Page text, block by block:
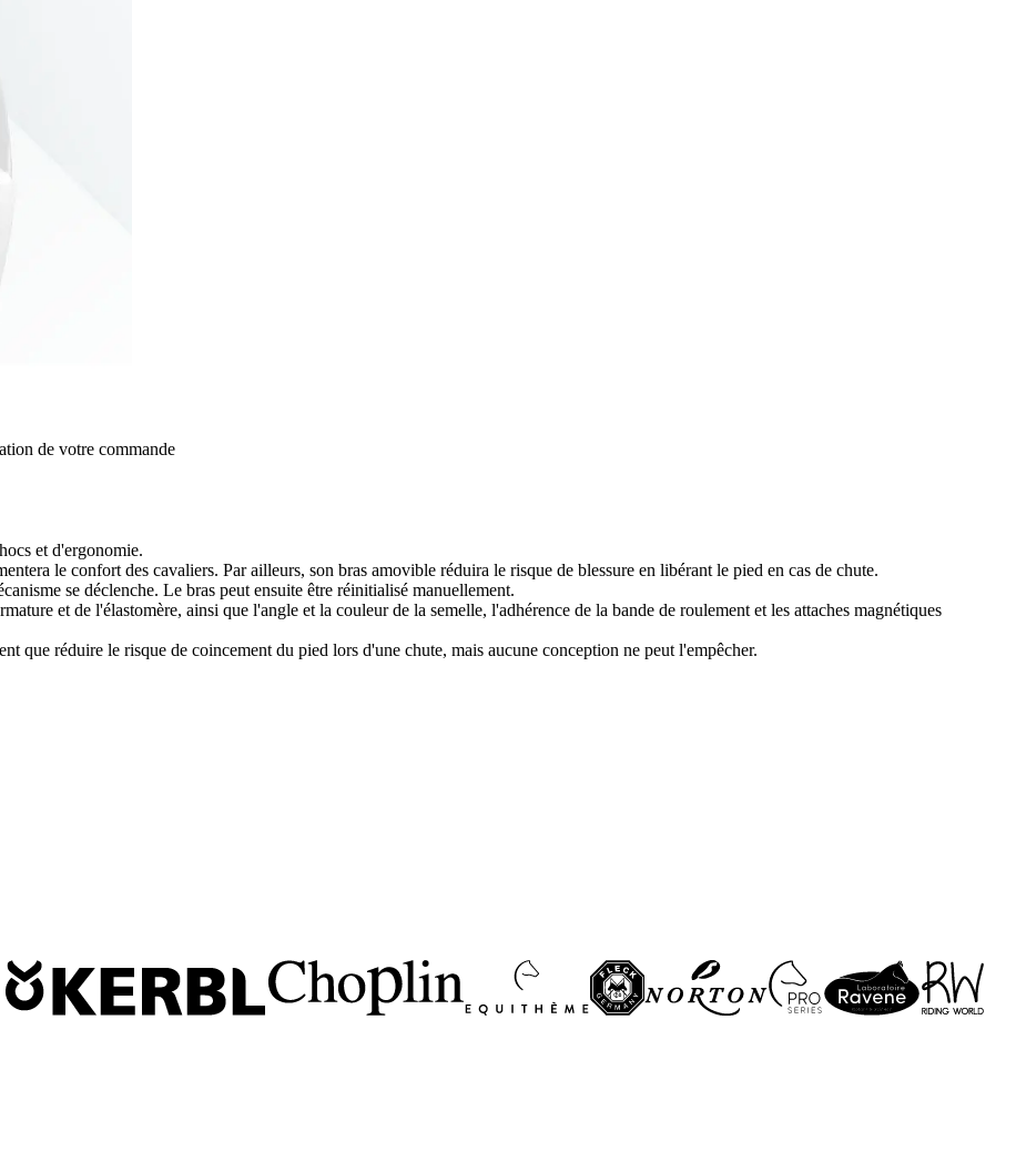
de votre commande
et d'ergonomie.
le confort des cavaliers. Par ailleurs, son bras amovible réduira le risque de blessure en libérant le pied en cas de chute.
se déclenche. Le bras peut ensuite être réinitialisé manuellement.
et de l'élastomère, ainsi que l'angle et la couleur de la semelle, l'adhérence de la bande de roulement et les attaches magnétiques
que réduire le risque de coincement du pied lors d'une chute, mais aucune conception ne peut l'empêcher.